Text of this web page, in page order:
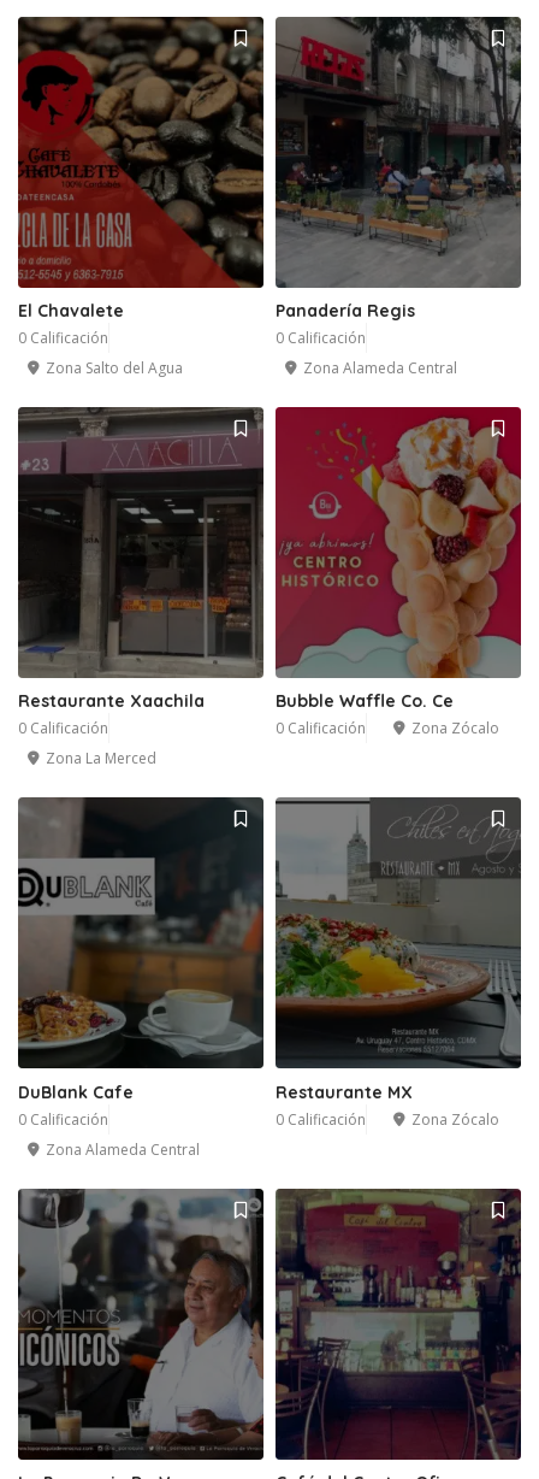
El Chavalete
0 Calificación
Zona Salto del Agua
Panadería Regis
0 Calificación
Zona Alameda Central
Restaurante Xaachila
0 Calificación
Zona La Merced
Bubble Waffle Co. Ce
0 Calificación Zona Zócalo
DuBlank Cafe
0 Calificación
Zona Alameda Central
Restaurante MX
0 Calificación Zona Zócalo